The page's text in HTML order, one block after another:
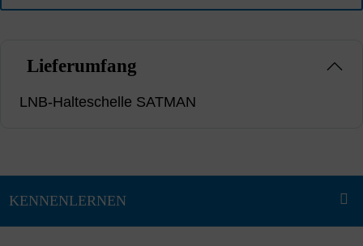
Lieferumfang
LNB-Halteschelle SATMAN